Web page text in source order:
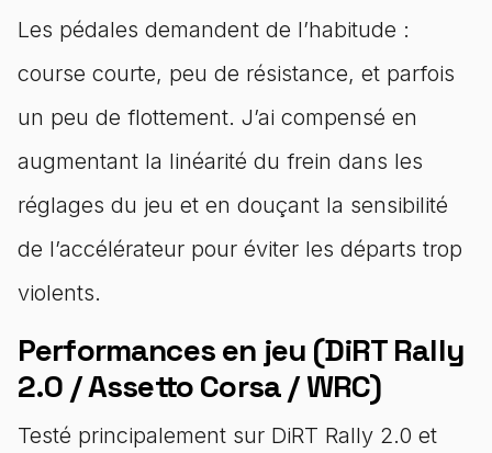
Les pédales demandent de l’habitude :
course courte, peu de résistance, et parfois
un peu de flottement. J’ai compensé en
augmentant la linéarité du frein dans les
réglages du jeu et en douçant la sensibilité
de l’accélérateur pour éviter les départs trop
violents.
Performances en jeu (DiRT Rally
2.0 / Assetto Corsa / WRC)
Testé principalement sur DiRT Rally 2.0 et